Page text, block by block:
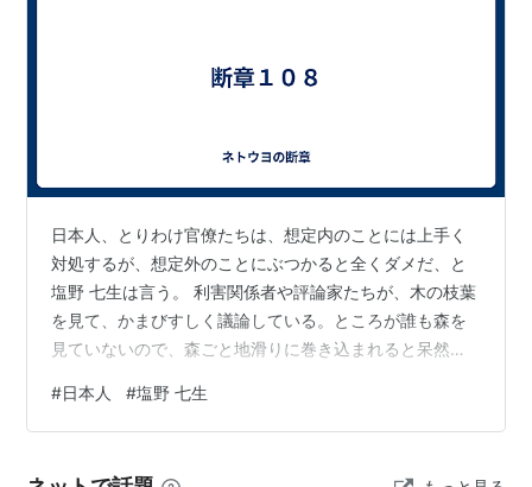
日本人、とりわけ官僚たちは、想定内のことには上手く
対処するが、想定外のことにぶつかると全くダメだ、と
塩野 七生は言う。 利害関係者や評論家たちが、木の枝葉
を見て、かまびすしく議論している。ところが誰も森を
見ていないので、森ごと地滑りに巻き込まれると呆然自
ワンには完全にお手上げなのだ。 ところが現実社会は、
不確実性が増し、変化の速度があがり、「Volatility(変動
#日本人 #塩野 七生